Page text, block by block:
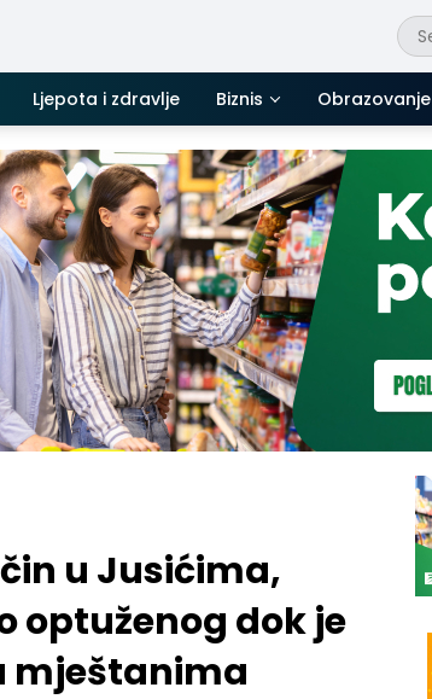
Ljepota i zdravlje Biznis Obrazovanje
u Jusićima,
optuženog dok je
mještanima